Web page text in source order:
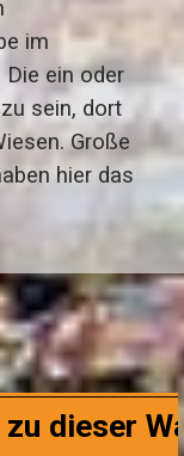
im
Die ein oder
sein, dort
Große
hier das
dieser